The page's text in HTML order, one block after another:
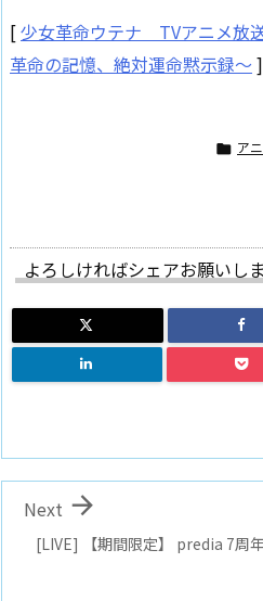
[少女革命ウテナ TVアニメ放
革命の記憶、絶対運命黙示録～ ]
 ア
よろしければシェアお願いし
[LIVE] 【期間限定】 predia 7周

Next